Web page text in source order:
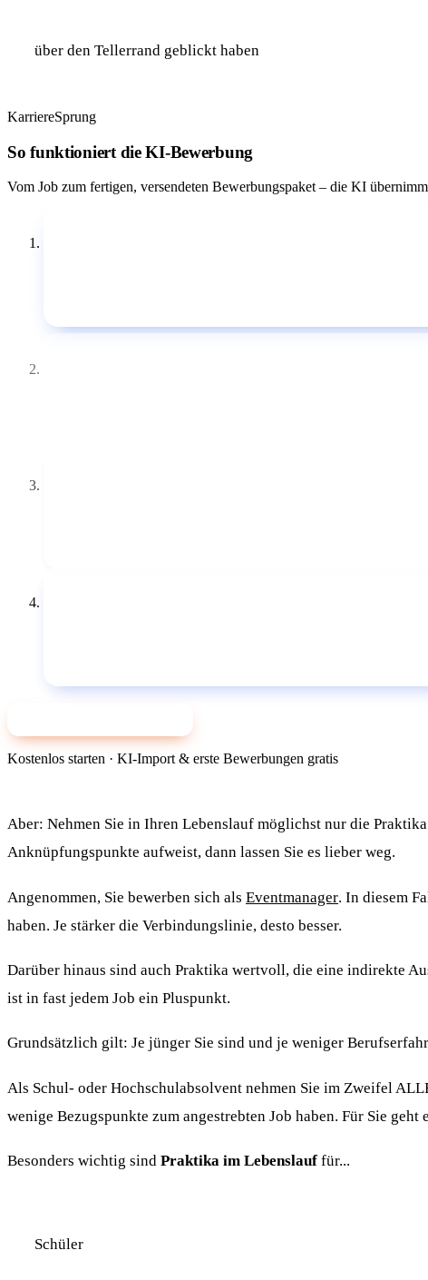
über den Tellerrand geblickt haben
KarriereSprung
So funktioniert die KI-Bewerbung
Vom Job zum fertigen, versendeten Bewerbungspaket – die KI
Kostenlos starten · KI-Import & erste Bewerbungen gratis
Aber: Nehmen Sie in Ihren Lebenslauf möglichst nur die
Anknüpfungspunkte aufweist, dann lassen Sie es lieber weg.
Angenommen, Sie bewerben sich als Eventmanager. In diesem
haben. Je stärker die Verbindungslinie, desto besser.
Darüber hinaus sind auch Praktika wertvoll, die eine indirekte
ist in fast jedem Job ein Pluspunkt.
Grundsätzlich gilt: Je jünger Sie sind und je weniger
Als Schul- oder Hochschulabsolvent nehmen Sie im Zweifel
wenige Bezugspunkte zum angestrebten Job haben. Für Sie
Besonders wichtig sind Praktika im Lebenslauf für...
Schüler